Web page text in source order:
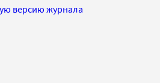
версию журнала